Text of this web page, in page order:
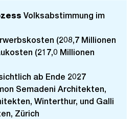
Volksabstimmung im
(208,7 Millionen
(217,0 Millionen
ab Ende 2027
Semadeni Architekten,
Winterthur, und Galli
Zürich